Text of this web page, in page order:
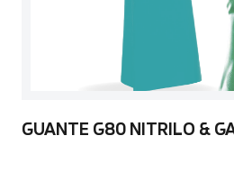
GUANTE G80 NITRILO &